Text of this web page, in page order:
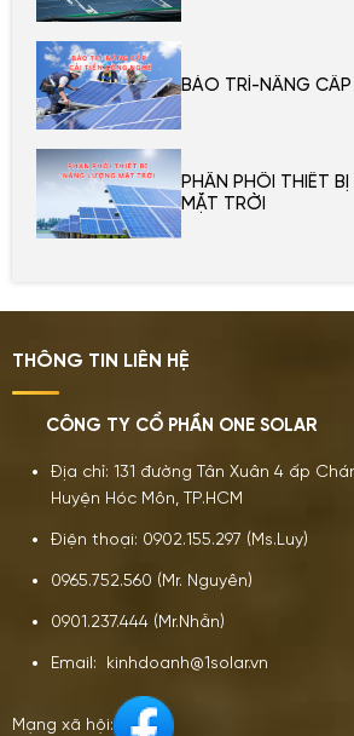
BẢO TRÌ-NÂNG
PHÂN PHỐI THIẾT
MẶT TRỜI
THÔNG TIN LIÊN HỆ
CÔNG TY CỔ PHẦN ONE SOLAR
Địa chỉ: 131 đường Tân Xuân 4 ấp
Huyện Hóc Môn, TP.HCM
Điện thoại: 0902.155.297 (Ms.Luy)
0965.752.560 (Mr. Nguyên)
0901.237.444 (Mr.Nhẫn)
Email: kinhdoanh@1solar.vn
Mạng xã hội: